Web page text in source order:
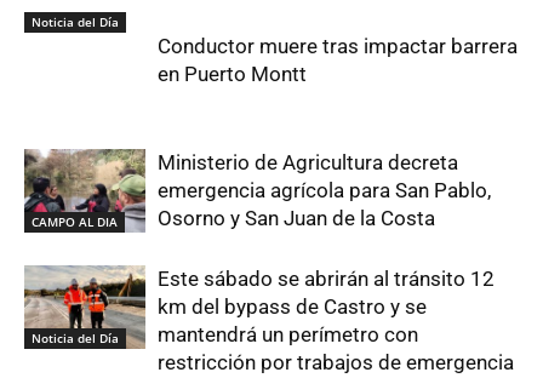
Noticia del Día
Conductor muere tras impactar barrera
en Puerto Montt
CAMPO AL DIA
Ministerio de Agricultura decreta
emergencia agrícola para San Pablo,
Osorno y San Juan de la Costa
Noticia del Día
Este sábado se abrirán al tránsito 12
km del bypass de Castro y se
mantendrá un perímetro con
restricción por trabajos de emergencia